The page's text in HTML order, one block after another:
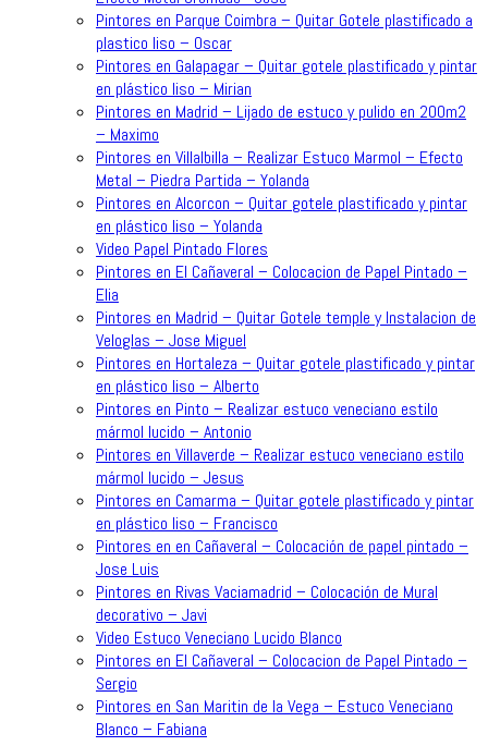
Pintores en Parque Coimbra – Quitar Gotele plastificado a
plastico liso – Oscar
Pintores en Galapagar – Quitar gotele plastificado y pintar
en plástico liso – Mirian
Pintores en Madrid – Lijado de estuco y pulido en 200m2
– Maximo
Pintores en Villalbilla – Realizar Estuco Marmol – Efecto
Metal – Piedra Partida – Yolanda
Pintores en Alcorcon – Quitar gotele plastificado y pintar
en plástico liso – Yolanda
Video Papel Pintado Flores
Pintores en El Cañaveral – Colocacion de Papel Pintado –
Elia
Pintores en Madrid – Quitar Gotele temple y Instalacion de
Veloglas – Jose Miguel
Pintores en Hortaleza – Quitar gotele plastificado y pintar
en plástico liso – Alberto
Pintores en Pinto – Realizar estuco veneciano estilo
mármol lucido – Antonio
Pintores en Villaverde – Realizar estuco veneciano estilo
mármol lucido – Jesus
Pintores en Camarma – Quitar gotele plastificado y pintar
en plástico liso – Francisco
Pintores en en Cañaveral – Colocación de papel pintado –
Jose Luis
Pintores en Rivas Vaciamadrid – Colocación de Mural
decorativo – Javi
Video Estuco Veneciano Lucido Blanco
Pintores en El Cañaveral – Colocacion de Papel Pintado –
Sergio
Pintores en San Maritin de la Vega – Estuco Veneciano
Blanco – Fabiana